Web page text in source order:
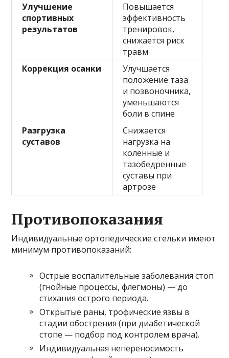
Улучшение
спортивных
результатов
Повышается
эффективность
тренировок,
снижается риск
травм
Коррекция осанки
Улучшается
положение таза
и позвоночника,
уменьшаются
боли в спине
Разгрузка
суставов
Снижается
нагрузка на
коленные и
тазобедренные
суставы при
артрозе
Противопоказания
Индивидуальные ортопедические стельки имеют
минимум противопоказаний:
Острые воспалительные заболевания стоп
(гнойные процессы, флегмоны) — до
стихания острого периода.
Открытые раны, трофические язвы в
стадии обострения (при диабетической
стопе — подбор под контролем врача).
Индивидуальная непереносимость